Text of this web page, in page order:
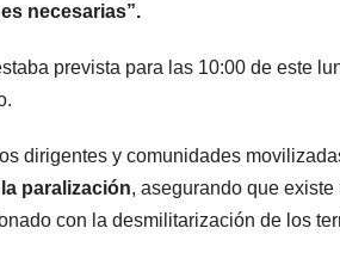
necesarias”.
prevista para las 10:00 de este
dirigentes y comunidades
paralización, asegurando que
con la desmilitarización de los